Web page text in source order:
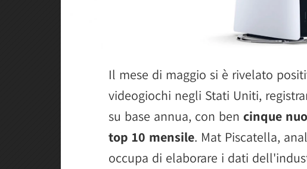
Il mese di maggio si è rivelato
videogiochi negli Stati Uniti,
su base annua, con ben cinque
top 10 mensile. Mat Piscatella,
occupa di elaborare i dati